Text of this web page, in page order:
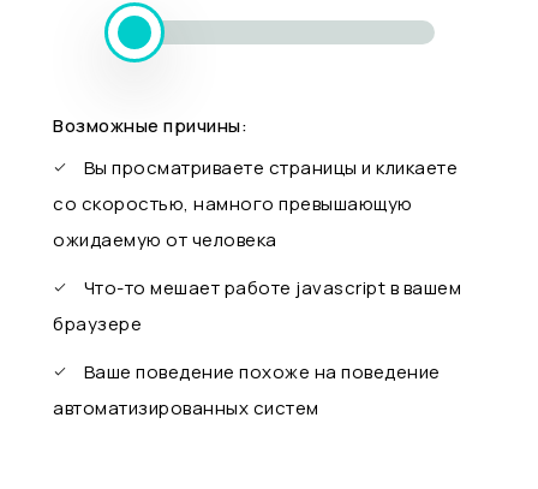
Возможные причины:
Вы просматриваете страницы и кликаете
со скоростью, намного превышающую
ожидаемую от человека
Что-то мешает работе javascript в вашем
браузере
Ваше поведение похоже на поведение
автоматизированных систем